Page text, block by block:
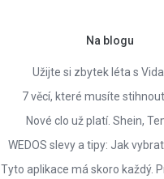
Na blogu
Užijte si zbytek léta s
7 věcí, které musíte stihnout
Nové clo už platí. Shein,
WEDOS slevy a tipy: Jak vybrat
Tyto aplikace má skoro každý.